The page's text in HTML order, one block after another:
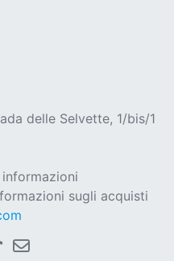
delle Selvette, 1/bis/1
sugli acquisti